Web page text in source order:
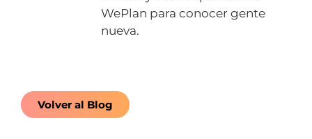
WePlan para conocer gente
nueva.
Volver al Blog